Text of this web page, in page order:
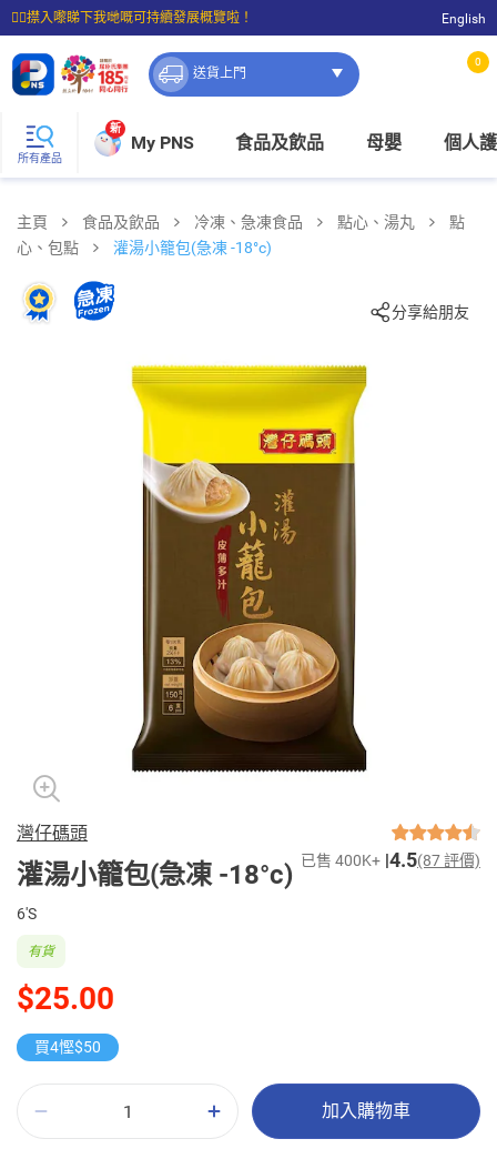
☝🏼㩒入嚟睇下我哋嘅可持續發展概覽啦！
⭐購物滿$399即享免費送貨；滿$100即可免費店取。
English
送貨上門
0
所有產品
新
My PNS 食品及飲品 母嬰 個人
主頁 食品及飲品 冷凍、急凍食品 點心、湯丸
點
心、包點
灌湯小籠包(急凍 -18°c)
分享給朋友
灣仔碼頭
灌湯小籠包(急凍 -18°c) 已售 400K+ 4.5(87 評價)
6'S
$25.00
有貨
買4慳$50
加入購物車